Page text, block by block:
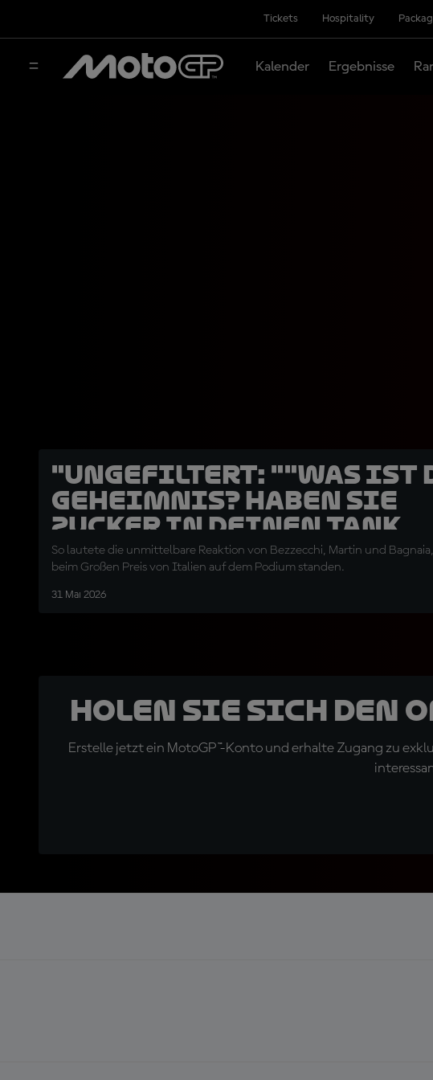
Tickets Hospitality
Kalender Ergebnisse
"UNGEFILTERT: ""Was ist
Geheimnis? Haben sie
Zucker in deinen Tank
getan?"" "
So lautete die unmittelbare Reaktion von Bezzecchi, Martin und Bagnaia,
beim Großen Preis von Italien auf dem Podium standen.
31 Mai 2026
Holen Sie sich den
Erstelle jetzt ein MotoGP™-Konto und erhalte Zugang zu